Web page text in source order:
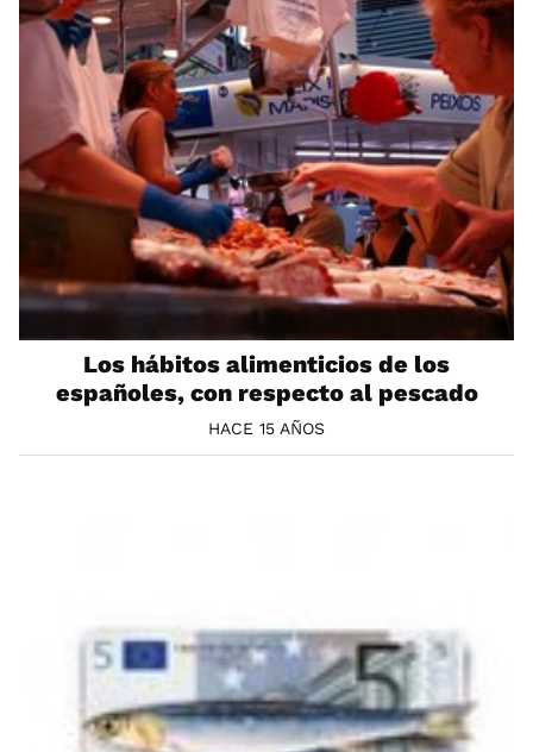
Los hábitos alimenticios de los
españoles, con respecto al pescado
HACE 15 AÑOS